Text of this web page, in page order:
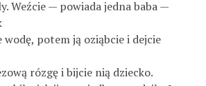
Weźcie — powiada jedna baba —
potem ją oziąbcie i dejcie
rózgę i bijcie nią dziecko.